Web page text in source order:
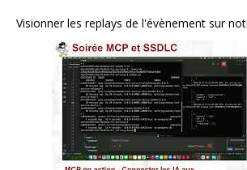
Visionner les replays de l'évènement sur